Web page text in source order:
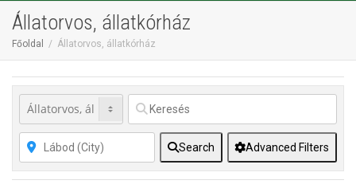
Állatorvos, állatkórház
Főoldal Állatorvos, állatkórház
Search Advanced Filters